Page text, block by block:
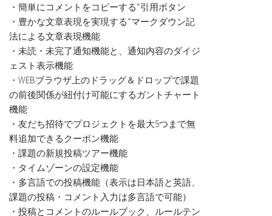
・簡単にコメントをコピーする“引用ボタン
・豊かな文章表現を実現する“マークダウン記
法による文章表現機能
・未読・未完了通知機能と、通知内容のダイジ
ェスト表示機能
・WEBブラウザ上のドラッグ＆ドロップで課題
の前後関係が紐付け可能にするガントチャート
機能
・友だち招待でプロジェクトを最大5つまで無
料追加できるクーポン機能
・課題の新規投稿ツアー機能
・タイムゾーンの設定機能
・多言語での投稿機能（表示は日本語と英語、
課題の投稿・コメント入力は多言語で可能）
・投稿とコメントのルールブック、ルールテン